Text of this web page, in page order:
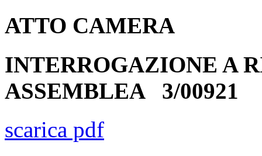
ATTO CAMERA
INTERROGAZIONE A
ASSEMBLEA 3/00921
scarica pdf